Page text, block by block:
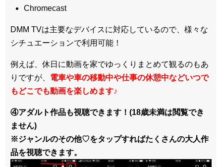
Chromecast
DMM TVは主要なデバイスに対応しているので、 様々な
シチュエーションで利用可能！
例えば、休日に動画を家でゆっくりまとめて観るのもあ
りですが、 電車や車の移動中や仕事の休憩中などいつで
もどこでも動画を楽しめます♪
④アダルト作品も視聴できます！(18歳未満は閲覧でき
ません)
※ジャンルのその他♡をタップすればたくさんの大人作
品を視聴できます。